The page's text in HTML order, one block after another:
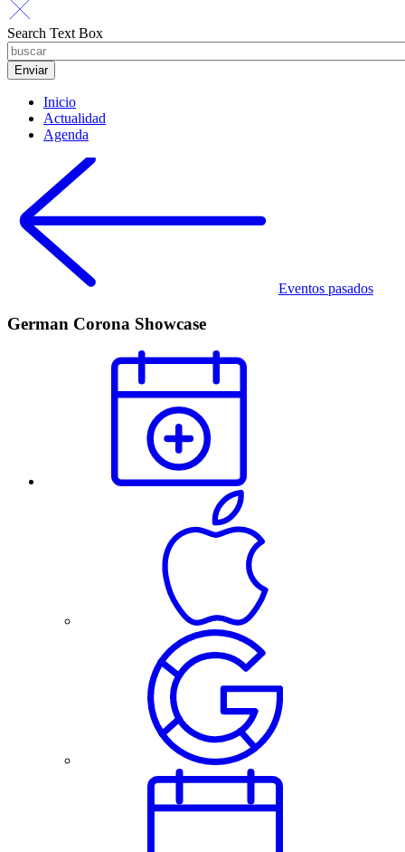
Search Text Box
Inicio
Actualidad
Agenda
Eventos pasados
German Corona Showcase